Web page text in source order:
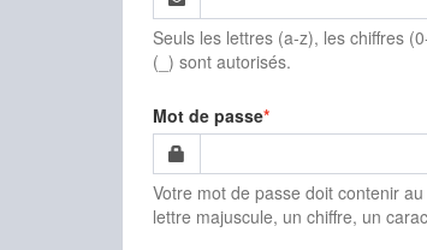
Seuls les lettres (a-z), les chiffres
(_) sont autorisés.
Mot de passe
Votre mot de passe doit contenir
lettre majuscule, un chiffre, un